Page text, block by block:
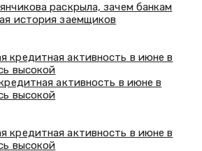
раскрыла, зачем банкам
история заемщиков
активность в июне в
высокой